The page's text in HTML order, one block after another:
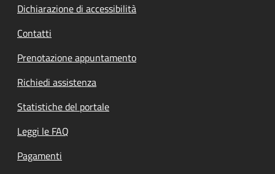
Dichiarazione di accessibilità
Contatti
Prenotazione appuntamento
Richiedi assistenza
Statistiche del portale
Leggi le FAQ
Pagamenti